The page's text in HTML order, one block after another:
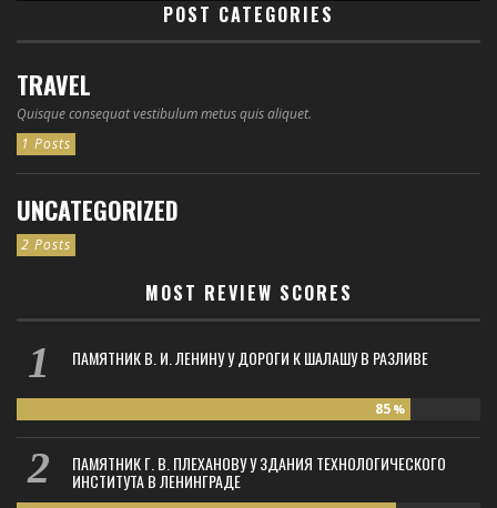
POST CATEGORIES
TRAVEL
Quisque consequat vestibulum metus quis aliquet.
1 Posts
UNCATEGORIZED
2 Posts
MOST REVIEW SCORES
ПАМЯТНИК В. И. ЛЕНИНУ У ДОРОГИ К ШАЛАШУ В РАЗЛИВЕ
85 %
ПАМЯТНИК Г. В. ПЛЕХАНОВУ У ЗДАНИЯ ТЕХНОЛОГИЧЕСКОГО
ИНСТИТУТА В ЛЕНИНГРАДЕ